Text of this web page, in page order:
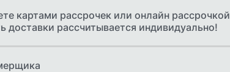
картами рассрочек или онлайн рассрочкой
доставки рассчитывается индивидуально!